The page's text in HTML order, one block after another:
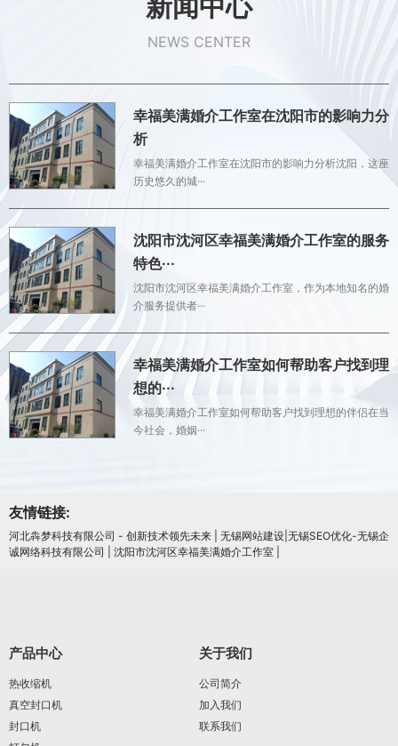
NEWS CENTER
幸福美满婚介工作室在沈阳市的影响力分
析
幸福美满婚介工作室在沈阳市的影响力分析沈阳，这座
历史悠久的城···
沈阳市沈河区幸福美满婚介工作室的服务
特色···
沈阳市沈河区幸福美满婚介工作室，作为本地知名的婚
介服务提供者···
幸福美满婚介工作室如何帮助客户找到理
想的···
幸福美满婚介工作室如何帮助客户找到理想的伴侣在当
今社会，婚姻···
友情链接:
河北犇梦科技有限公司 - 创新技术领先未来
无锡网站建设|无锡SEO优化-无锡企
诚网络科技有限公司
沈阳市沈河区幸福美满婚介工作室
产品中心
热收缩机
真空封口机
封口机
关于我们
公司简介
加入我们
联系我们